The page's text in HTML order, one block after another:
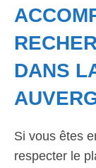
DANS
Si vous êtes
respecter le